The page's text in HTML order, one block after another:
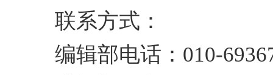
联系方式：
编辑部电话：010-